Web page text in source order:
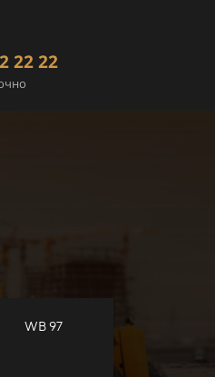
22 22
WB 97